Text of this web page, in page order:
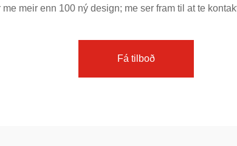
meir enn 100 ný design; me ser fram til at te
Fá tilboð